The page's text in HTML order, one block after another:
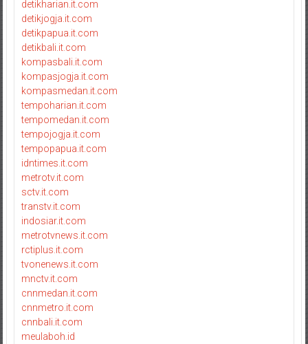
detikharian.it.com
detikjogja.it.com
detikpapua.it.com
detikbali.it.com
kompasbali.it.com
kompasjogja.it.com
kompasmedan.it.com
tempoharian.it.com
tempomedan.it.com
tempojogja.it.com
tempopapua.it.com
idntimes.it.com
metrotv.it.com
sctv.it.com
transtv.it.com
indosiar.it.com
metrotvnews.it.com
rctiplus.it.com
tvonenews.it.com
mnctv.it.com
cnnmedan.it.com
cnnmetro.it.com
cnnbali.it.com
meulaboh.id